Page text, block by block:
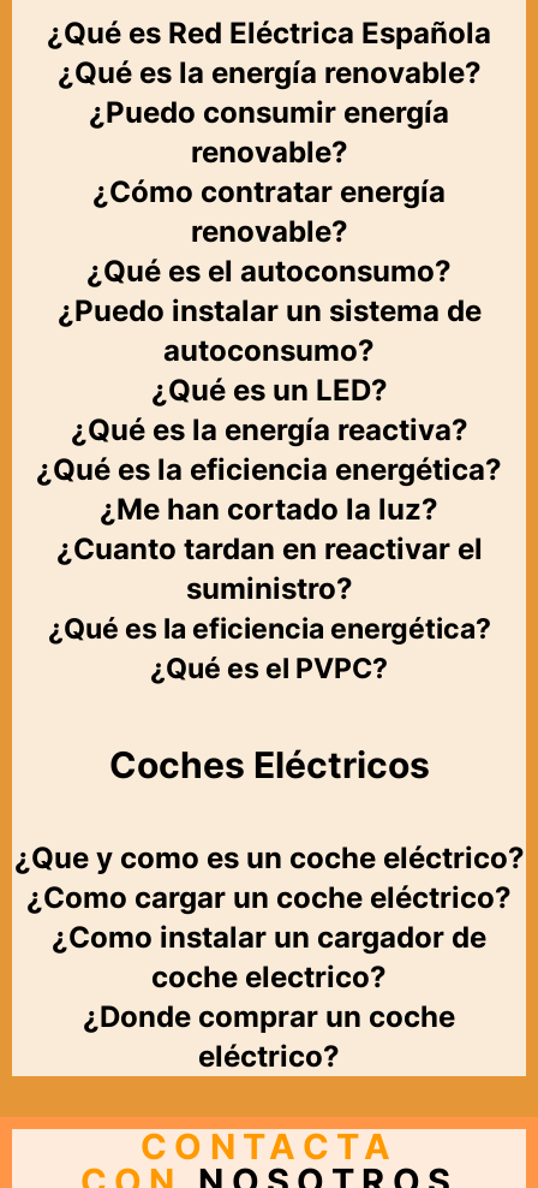
¿Qué es Red Eléctrica Española
¿Qué es la energía renovable?
¿Puedo consumir energía
renovable?
¿Cómo contratar energía
renovable?
¿Qué es el autoconsumo?
¿Puedo instalar un sistema de
autoconsumo?
¿Qué es un LED?
¿Qué es la energía reactiva?
¿Qué es la eficiencia energética?
¿Me han cortado la luz?
¿Cuanto tardan en reactivar el
suministro?
¿Qué es la eficiencia energética?
¿Qué es el PVPC?
Coches Eléctricos
¿Que y como es un coche eléctrico?
¿Como cargar un coche eléctrico?
¿Como instalar un cargador de
coche electrico?
¿Donde comprar un coche
eléctrico?
CONTACTA